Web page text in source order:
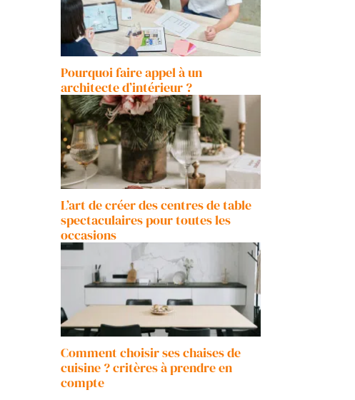
Pourquoi faire appel à un
architecte d’intérieur ?
L’art de créer des centres de table
spectaculaires pour toutes les
occasions
Comment choisir ses chaises de
cuisine ? critères à prendre en
compte